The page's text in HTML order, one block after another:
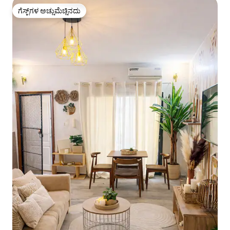
ಗೆಸ್ಟ್‌ಗಳ ಅಚ್ಚುಮೆಚ್ಚಿನದು
ಗೆಸ್ಟ್‌ಗಳ ಅಚ್ಚುಮೆಚ್ಚಿನದು